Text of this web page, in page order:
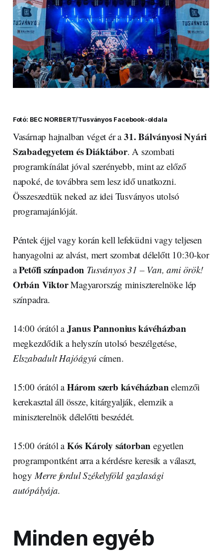
Fotó: BEC NORBERT/Tusványos Facebook-oldala
Vasárnap hajnalban véget ér a31. Bálványosi Nyári
Szabadegyetem és Diáktábor. A szombati
programkínálat jóval szerényebb, mint az előző
napoké, de továbbra sem lesz idő unatkozni.
Összeszedtük neked az idei Tusványos utolsó
programajánlóját.
Péntek éjjel vagy korán kell lefeküdni vagy teljesen
hanyagolni az alvást, mert szombat délelőtt 10:30-kor
aPetőfi színpadon Tusványos 31 – Van, ami örök!
Orbán ViktorMagyarország miniszterelnöke lép
színpadra.
14:00 órától aJanus Pannonius kávéházban
megkezdődik a helyszín utolsó beszélgetése,
Elszabadult Hajóágyú címen.
15:00 órától aHárom szerb kávéházbanelemzői
kerekasztal áll össze, kitárgyalják, elemzik a
miniszterelnök délelőtti beszédét.
15:00 órától aKós Károly sátorban egyetlen
programpontként arra a kérdésre keresik a választ,
hogy Merre fordul Székelyföld gazdasági
autópályája.
Minden egyéb